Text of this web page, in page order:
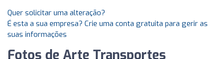
Quer solicitar uma alteração?
É esta a sua empresa? Crie uma conta gratuita para gerir as
suas informações
Fotos de Arte Transportes